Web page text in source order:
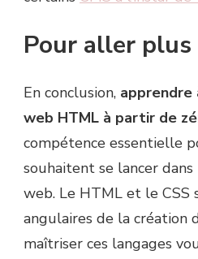
Pour aller
En conclusion, apprendre
web HTML à partir de
compétence essentielle
souhaitent se lancer
web. Le HTML et le CSS
angulaires de la création
maîtriser ces langages